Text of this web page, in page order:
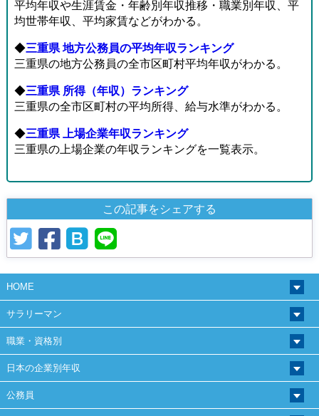
平均年収や生涯賃金・年齢別年収推移・職業別年収、平
均世帯年収、平均家賃などがわかる。
◆三重県 地方公務員の平均年収ランキング
三重県の地方公務員の全市区町村平均年収がわかる。
◆三重県 所得（年収）ランキング
三重県の全市区町村の平均所得、給与水準がわかる。
◆三重県 上場企業年収ランキング
三重県の上場企業の年収ランキングを一覧表示。
この記事をシェアする
HOME
サラリーマン
職業・資格別
日本の企業別年収
公務員